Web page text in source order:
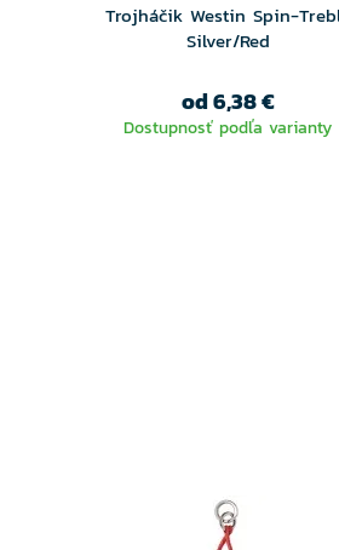
Trojháčik Westin Spin-
Silver/Red
od 6,38 €
Dostupnosť podľa varianty